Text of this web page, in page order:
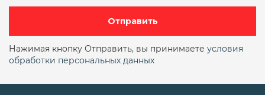
15нж11бк 15нж13бк 15нж13бк ду6
15нж22нж 15нж22п 15нж40п
Отправить
Нажимая кнопку Отправить, вы принимаете условия
обработки персональных данных